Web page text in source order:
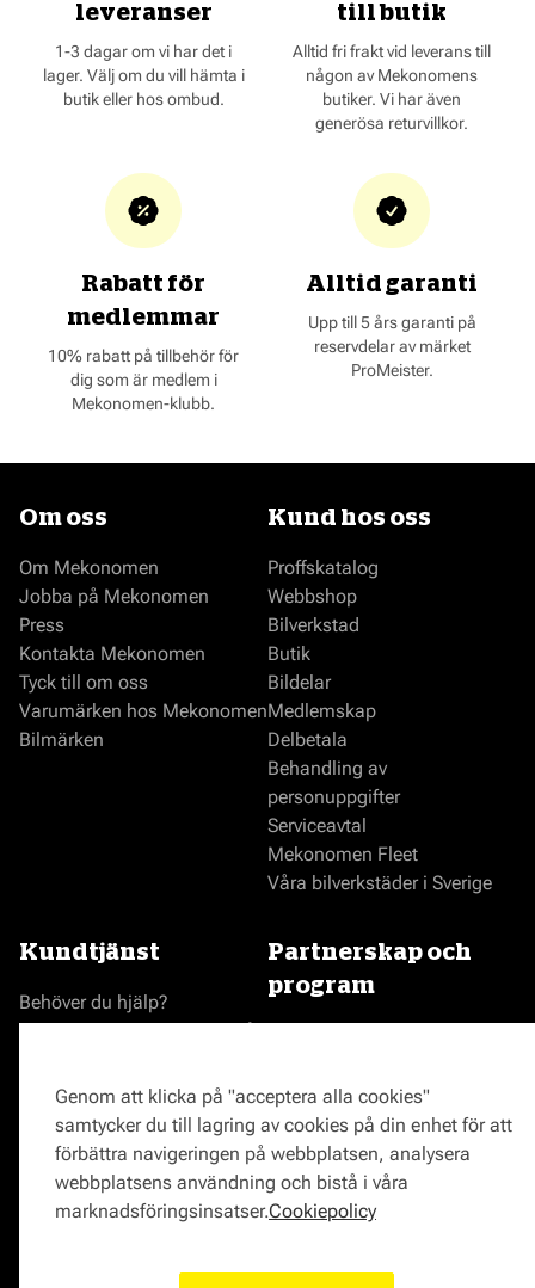
leveranser
1-3 dagar om vi har det i
lager. Välj om du vill hämta i
butik eller hos ombud.
till butik
Alltid fri frakt vid leverans till
någon av Mekonomens
butiker. Vi har även
generösa returvillkor.
Rabatt för
medlemmar
10% rabatt på tillbehör för
dig som är medlem i
Mekonomen-klubb.
Alltid garanti
Upp till 5 års garanti på
reservdelar av märket
ProMeister.
Om oss
Om Mekonomen
Jobba på Mekonomen
Press
Kontakta Mekonomen
Tyck till om oss
Varumärken hos Mekonomen
Bilmärken
Kund hos oss
Proffskatalog
Webbshop
Bilverkstad
Butik
Bildelar
Medlemskap
Delbetala
Behandling av
personuppgifter
Serviceavtal
Mekonomen Fleet
Våra bilverkstäder i Sverige
Kundtjänst
Behöver du hjälp?
Frågor om verkstäder?
Partnerskap och
program
Prisgaranti
Vägassistans
ProMeister
Onlinemagasin
0771-72 00 00
Genom att klicka på "acceptera alla cookies"
samtycker du till lagring av cookies på din enhet för att
förbättra navigeringen på webbplatsen, analysera
webbplatsens användning och bistå i våra
marknadsföringsinsatser.Cookiepolicy